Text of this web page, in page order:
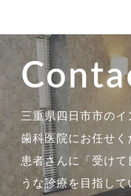
三重県四日市市の
歯科医院にお任せく
患者さんに「受け
うな診療を目指して